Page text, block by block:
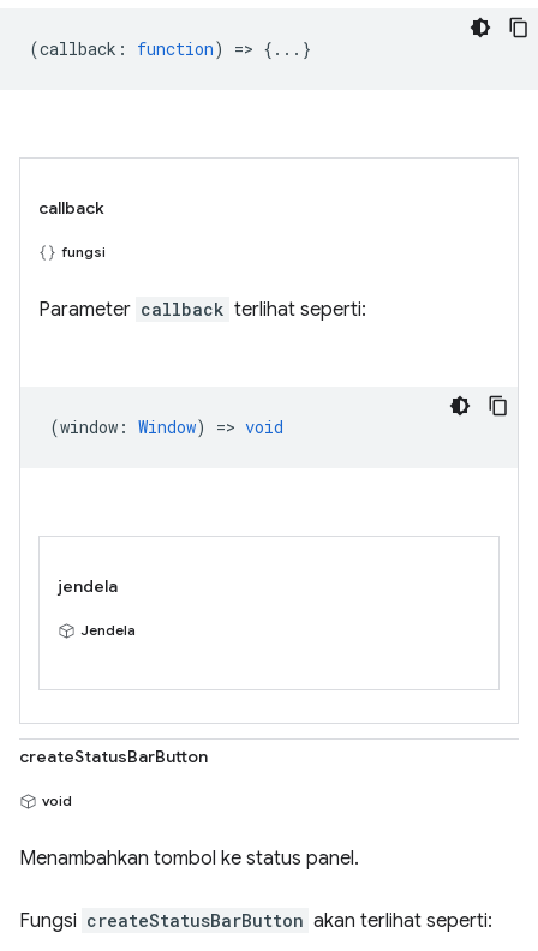
(callback : function) => {...}
callback
fungsi
Parameter callback terlihat seperti:
(window : Window) => void
jendela
Jendela
createStatusBarButton
void
Menambahkan tombol ke status panel.
Fungsi createStatusBarButton akan terlihat seperti: